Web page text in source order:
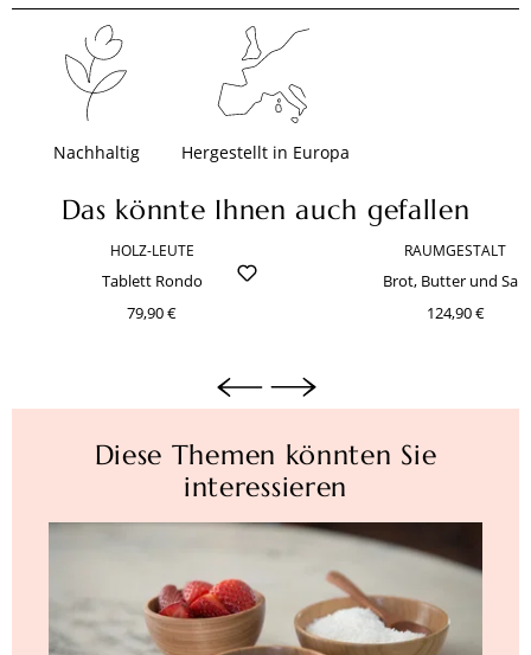
Nachhaltig Hergestellt in Europa
Das könnte Ihnen auch gefallen
Produktgalerie überspringen
HOLZ-LEUTE
Tablett Rondo
79,90 €
RAUMGESTALT
Brot, Butter und Salz
124,90 €
Diese Themen könnten Sie
interessieren